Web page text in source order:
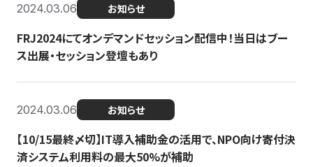
2024.03.06 お知らせ
FRJ2024にてオンデマンドセッション配信中！当日はブー
ス出展・セッション登壇もあり
2024.03.06 お知らせ
【10/15最終〆切】IT導入補助金の活用で、NPO向け寄付決
済システム利用料の最大50%が補助